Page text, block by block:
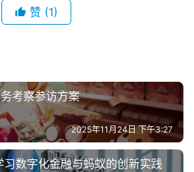
赞 (1)
考察参访方案
2025年11月24日 下午3:27
数字化金融与蚂蚁的创新实践